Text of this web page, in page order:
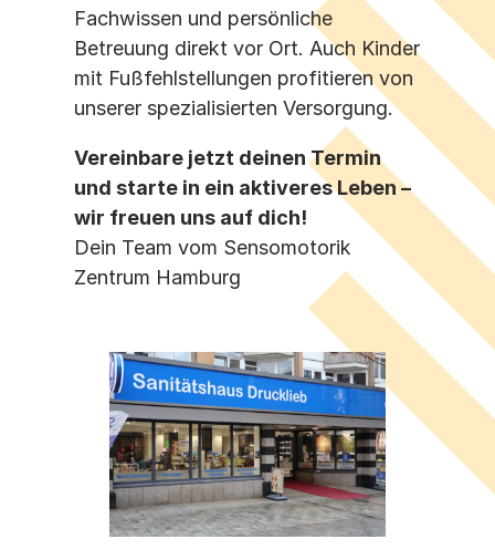
Fachwissen und persönliche
Betreuung direkt vor Ort. Auch Kinder
mit Fußfehlstellungen profitieren von
unserer spezialisierten Versorgung.
Vereinbare jetzt deinen Termin
und starte in ein aktiveres Leben –
wir freuen uns auf dich!
Dein Team vom Sensomotorik
Zentrum Hamburg